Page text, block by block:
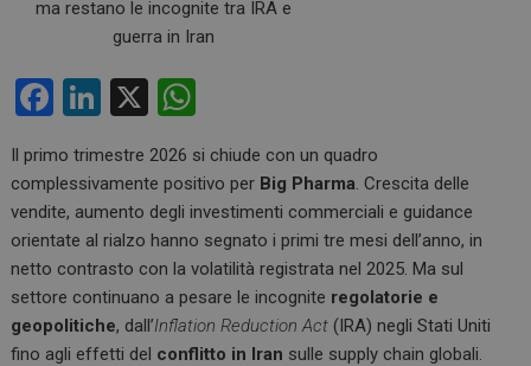
F
ce
b
o
o
k
Li
ke
dI
n
X
at
s
A
p
p
Il primo trimestre 2026 si chiude con un quadro
complessivamente positivo per Big Pharma. Crescita delle
vendite, aumento degli investimenti commerciali e guidance
orientate al rialzo hanno segnato i primi tre mesi dell’anno, in
netto contrasto con la volatilità registrata nel 2025. Ma sul
settore continuano a pesare le incognite regolatorie e
geopolitiche, dall’Inflation Reduction Act (IRA) negli Stati Uniti
fino agli effetti del conflitto in Iran sulle supply chain globali.